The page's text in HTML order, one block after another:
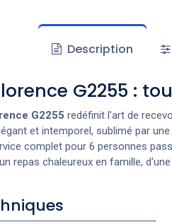
Description
G2255 :
G2255 redéfinit l'art de
et intemporel, sublimé par
complet pour 6 personnes
repas chaleureux en famille,